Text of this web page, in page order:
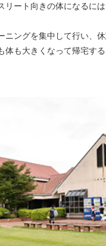
リート向きの体になるに
ニングを集中して行い、
体も大きくなって帰宅す